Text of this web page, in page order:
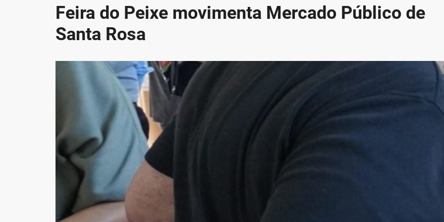
Feira do Peixe movimenta Mercado Público de
Santa Rosa